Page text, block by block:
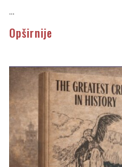
...
Opširnije